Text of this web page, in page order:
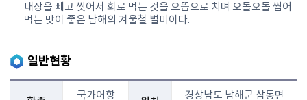
내장을 빼고 씻어서 회로 먹는 것을 으뜸으로 치며 오돌오돌 씹어
먹는 맛이 좋은 남해의 겨울철 별미이다.
일반현황
국가어항
경상남도 남해군 삼동면